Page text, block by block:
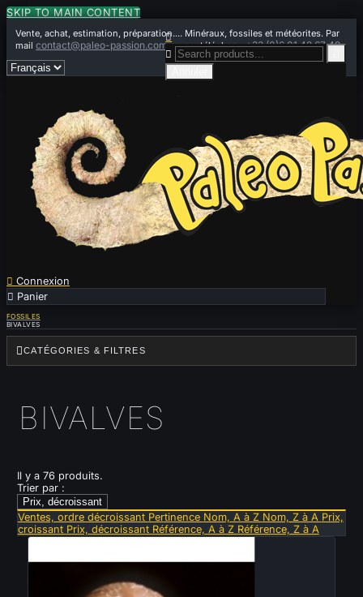
SKIP TO MAIN CONTENT
Vente, achat, estimation, préparation.... Minéraux, fossiles et météorites. Par
mailcontact@paleo-passion.comou par téléphone+33 (0)6 01 42 67 49
 Connexion
 Panier


FOSSILES
BIVALVES
CATÉGORIES & FILTRES
BIVALVES
Il y a 76 produits.
Trier par :
Prix, décroissant
Ventes, ordre décroissant Pertinence Nom, A à Z Nom, Z à A Prix,
croissant Prix, décroissant Référence, A à Z Référence, Z à A